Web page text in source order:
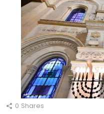
0 Shares